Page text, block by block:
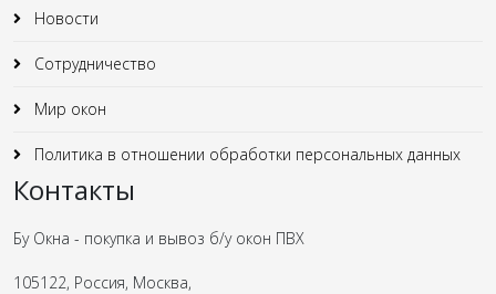
Новости
Сотрудничество
Мир окон
Политика в отношении обработки персональных данных
Контакты
Бу Окна - покупка и вывоз б/у окон ПВХ
105122, Россия, Москва,